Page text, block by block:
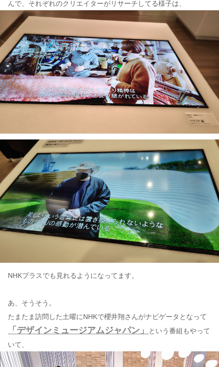
んで、それぞれのクリエイターがリサーチしてる様子は、
NHKプラスでも見れるようになってます。
あ、そうそう。
たまたま訪問した土曜にNHKで櫻井翔さんがナビゲータとなって
「デザインミュージアムジャパン」
という番組もやって
いて、